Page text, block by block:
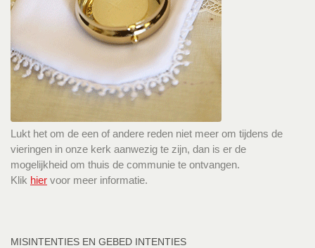
Lukt het om de een of andere reden niet meer om tijdens de
vieringen in onze kerk aanwezig te zijn, dan is er de
mogelijkheid om thuis de communie te ontvangen.
Klik hier voor meer informatie.
MISINTENTIES EN GEBED INTENTIES